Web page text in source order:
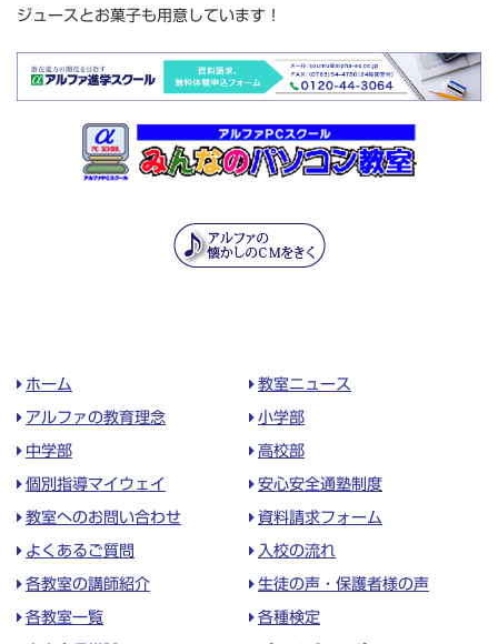
ジュースとお菓子も用意しています！
ホーム 教室ニュース
アルファの教育理念 小学部
中学部 高校部
個別指導マイウェイ 安心安全通塾制度
教室へのお問い合わせ 資料請求フォーム
よくあるご質問 入校の流れ
各教室の講師紹介 生徒の声・保護者様の声
各教室一覧 各種検定